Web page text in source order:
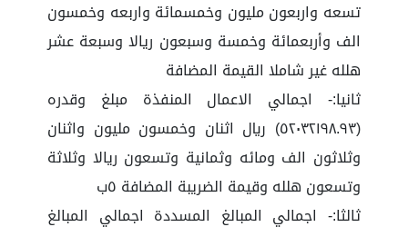
تسعه واربعون مليون وخمسمائة واربعه وخمسون
الف وأربعمائة وخمسة وسبعون ريالا وسبعة عشر
هلله غير شاملا القيمة المضافة
ثانيا:- اجمالي الاعمال المنفذة مبلغ وقدره
(٥٢٠٣٢١٩٨.٩٣) ريال اثنان وخمسون مليون واثنان
وثلاثون الف ومائه وثمانية وتسعون ريالا وثلاثة
وتسعون هلله وقيمة الضريبة المضافة ٥ب
ثالثا:- اجمالي المبالغ المسددة اجمالي المبالغ